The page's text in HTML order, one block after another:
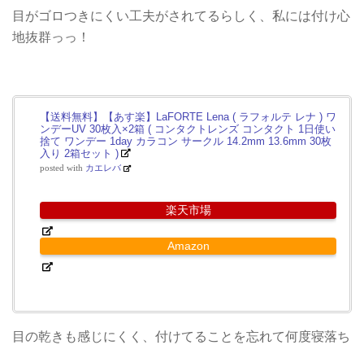
目がゴロつきにくい工夫がされてるらしく、私には付け心
地抜群っっ！
【送料無料】【あす楽】LaFORTE Lena ( ラフォルテ レナ ) ワ
ンデーUV 30枚入×2箱 ( コンタクトレンズ コンタクト 1日使い
捨て ワンデー 1day カラコン サークル 14.2mm 13.6mm 30枚
入り 2箱セット )
posted with カエレバ
楽天市場
Amazon
目の乾きも感じにくく、付けてることを忘れて何度寝落ち